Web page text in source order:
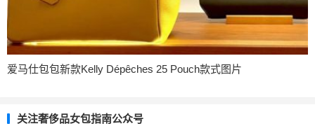
爱马仕包包新款Kelly Dépêches 25 Pouch款式图片
关注奢侈品女包指南公众号